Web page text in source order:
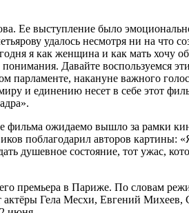
Ее выступление было
удалось несмотря ни на что
я как женщина и как мать хочу
Давайте воспользуемся
накануне важного
и единению несет в себе этот
фильма ожидаемо вышло за рамки
поблагодарил авторов картины:
душевное состояние, тот ужас,
премьера в Париже. По словам
Гела Месхи, Евгений Михеев,